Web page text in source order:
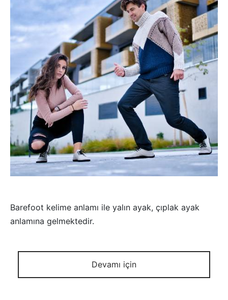
Barefoot kelime anlamı ile yalın ayak, çıplak ayak
anlamına gelmektedir.
Devamı için